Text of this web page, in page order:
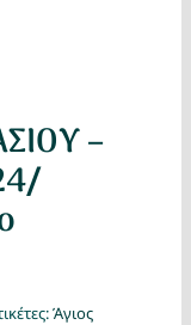
–
Άγιος